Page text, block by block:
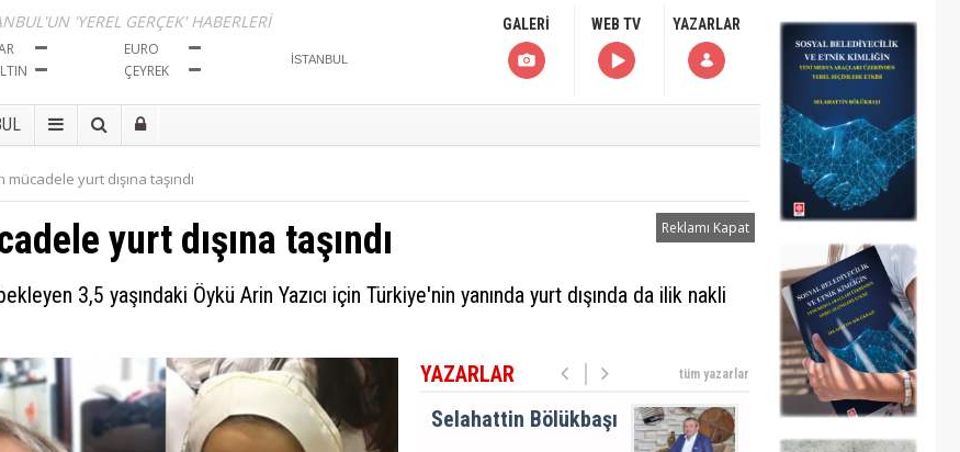
'YEREL GERÇEK' HABERLERİ
EURO
ÇEYREK
GALERİ WEB TV YAZARLAR
yurt dışına taşındı
Reklamı Kapat
yurt dışına taşındı
3,5 yaşındaki Öykü Arin Yazıcı için Türkiye'nin yanında yurt dışında da ilik nakli
YAZARLAR tüm yazarlar
İmamoğlu'nun
Tutuklanma Haberi
Seçim Analizi
BÖLÜKBAŞI
Selahattin Bölükbaşı